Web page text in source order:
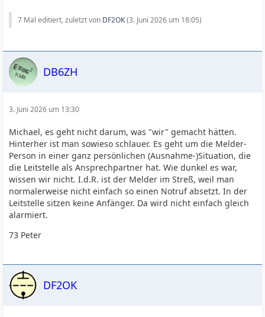
7 Mal editiert, zuletzt von DF2OK(3. Juni 2026 um 18:05)
DB6ZH
3. Juni 2026 um 13:30
Michael, es geht nicht darum, was "wir" gemacht hätten.
Hinterher ist man sowieso schlauer. Es geht um die Melder-
Person in einer ganz persönlichen (Ausnahme-)Situation, die
die Leitstelle als Ansprechpartner hat. Wie dunkel es war,
wissen wir nicht. I.d.R. ist der Melder im Streß, weil man
normalerweise nicht einfach so einen Notruf absetzt. In der
Leitstelle sitzen keine Anfänger. Da wird nicht einfach gleich
alarmiert.
73 Peter
DF2OK